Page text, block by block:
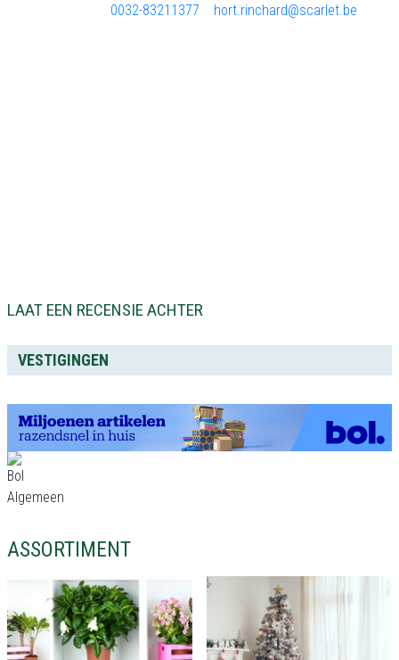
0032-83211377
hort.rinchard@scarlet.be
LAAT EEN RECENSIE ACHTER
VESTIGINGEN
ASSORTIMENT